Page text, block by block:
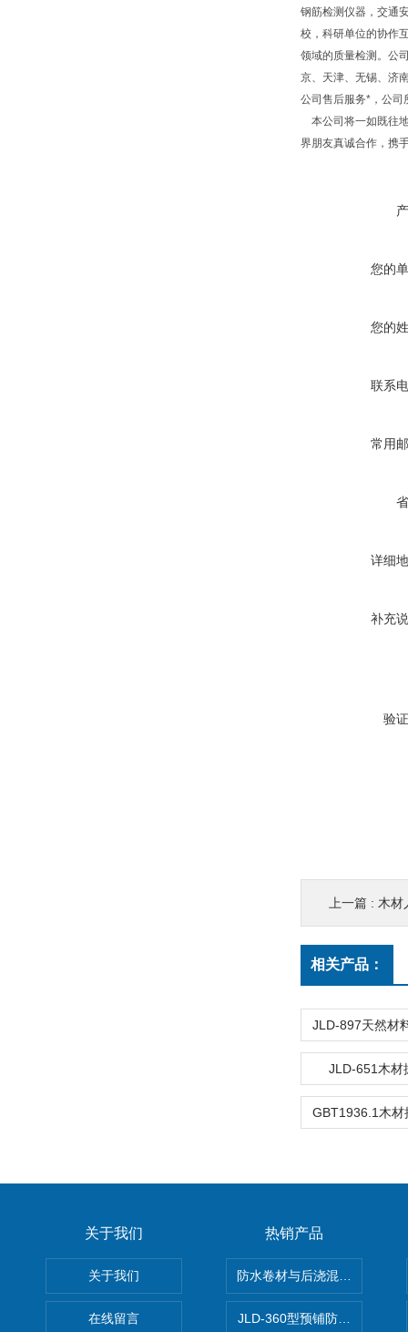
钢筋检测仪器，交通
校，科研单位的协作
领域的质量检测。公
京、天津、无锡、济
公司售后服务*，公司
本公司将一如既往
界朋友真诚合作，携
您的
您的
联系
常用
详细
补充
验
上一篇 : 木材
相关产品：
JLD-651木材
关于我们
关于我们
在线留言
热销产品
防水卷材与后浇混凝土剥离强
JLD-360型预铺防水卷材抗冲